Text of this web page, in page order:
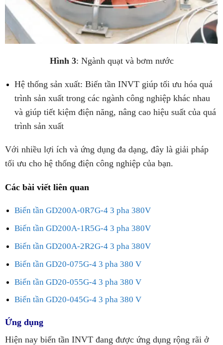
Hình 3: Ngành quạt và bơm nước
Hệ thống sản xuất: Biến tần INVT giúp tối ưu hóa quá
trình sản xuất trong các ngành công nghiệp khác nhau
và giúp tiết kiệm điện năng, nâng cao hiệu suất của quá
trình sản xuất
Với nhiều lợi ích và ứng dụng đa dạng, đây là giải pháp
tối ưu cho hệ thống điện công nghiệp của bạn.
Các bài viết liên quan
Biến tần GD200A-0R7G-4 3 pha 380V
Biến tần GD200A-1R5G-4 3 pha 380V
Biến tần GD200A-2R2G-4 3 pha 380V
Biến tần GD20-075G-4 3 pha 380 V
Biến tần GD20-055G-4 3 pha 380 V
Biến tần GD20-045G-4 3 pha 380 V
Ứng dụng
Hiện nay biến tần INVT đang được ứng dụng rộng rãi ở